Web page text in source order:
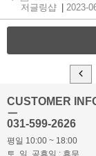
저글링샵
2023-
CUSTOMER
ㅡ
031-599-2626
평일 10:00 ~ 18:00
토, 일, 공휴일 : 휴무